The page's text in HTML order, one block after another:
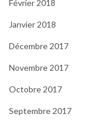
Février 2018
Janvier 2018
Décembre 2017
Novembre 2017
Octobre 2017
Septembre 2017